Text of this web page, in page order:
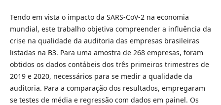
Tendo em vista o impacto da SARS-CoV-2 na economia
mundial, este trabalho objetiva compreender a influência da
crise na qualidade da auditoria das empresas brasileiras
listadas na B3. Para uma amostra de 268 empresas, foram
obtidos os dados contábeis dos três primeiros trimestres de
2019 e 2020, necessários para se medir a qualidade da
auditoria. Para a comparação dos resultados, empregaram
se testes de média e regressão com dados em painel. Os